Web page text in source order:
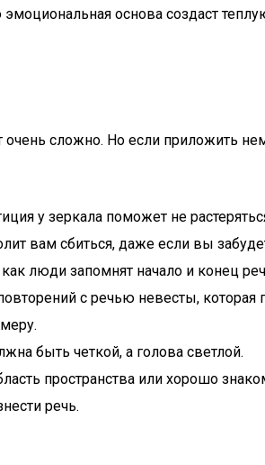
основа создаст
сложно. Но если приложить
у зеркала поможет не
вам сбиться, даже если вы
люди запомнят начало и конец
с речью невесты, которая
быть четкой, а голова светлой.
пространства или хорошо
речь.